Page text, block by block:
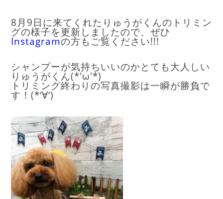
8月9日に来てくれたりゅうがくんのトリミン
グの様子を更新しましたので、ぜひ
Instagramの方もご覧ください!!!
シャンプーが気持ちいいのかとても大人しい
りゅうがくん(*'ω'*)
トリミング終わりの写真撮影は一瞬が勝負で
す！(*‘∀‘)